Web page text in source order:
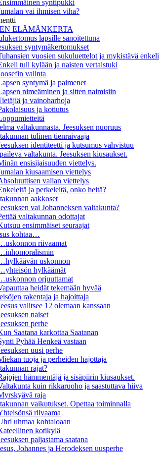
syntipukki
vai ihmisen viha?
ELÄMÄNKERTA
lapsille sanoitettuna
syntymäkertomukset
vuosien sukuluettelot ja mykistävä enkeli
tuli kylään ja naisten vertaistuki
valinta
syntymä ja paimenet
nimeäminen ja sitten naimisiin
ja vainoharhoja
ja kotiutus
valtakunnasta. Jeesuksen nuoruus
tulinen tienraivaaja
identiteetti ja kutsumus vahvistuu
valtakunta. Jeesuksen kiusaukset.
ensisijaisuuden viettelys.
kiusaamisen viettelys
vallan viettelys
ja perkeleitä, onko heitä?
aakkoset
vai Johanneksen valtakunta?
valtakunnan odottajat
ensimmäiset seuraajat
kohtaa…
riivaamat
uskonnon
hylkäämät
orjuuttamat
heidät tekemään hyvää
rakentaja ja hajoittaja
valitsee 12 olemaan kanssaan
naiset
perhe
Saatana karkottaa Saatanan
Pyhää Henkeä vastaan
uusi perhe
tuoja ja perheiden hajottaja
rajat?
hämmentäjä ja sisäpiirin kiusaukset.
kuin rikkaruoho ja saastuttava hiiva
raja
vaikutukset. Opettaa toiminnalla
riivaama
uhmaa kohtaloaan
kotikylä
paljastama saatana
Johannes ja Herodeksen uusperhe